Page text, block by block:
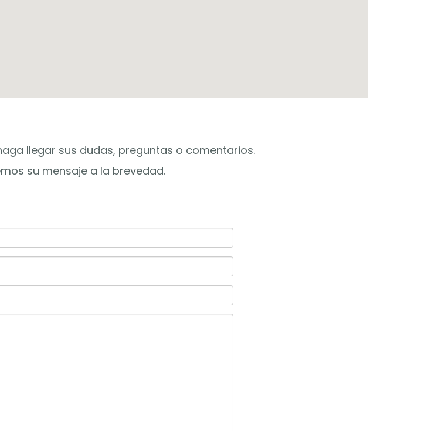
llegar sus dudas, preguntas o comentarios.
su mensaje a la brevedad.